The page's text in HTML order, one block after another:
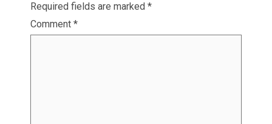
Required fields are marked *
Comment *